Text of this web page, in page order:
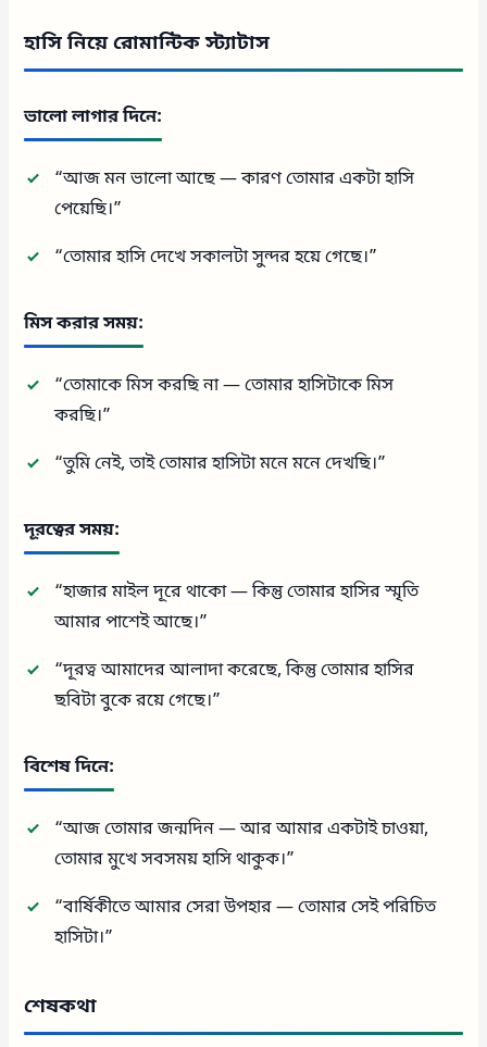
হাসি নিয়ে রোমান্টিক স্ট্যাটাস
ভালো লাগার দিনে:
“আজ মন ভালো আছে — কারণ তোমার একটা হাসি
পেয়েছি।”
“তোমার হাসি দেখে সকালটা সুন্দর হয়ে গেছে।”
মিস করার সময়:
“তোমাকে মিস করছি না — তোমার হাসিটাকে মিস
করছি।”
“তুমি নেই, তাই তোমার হাসিটা মনে মনে দেখছি।”
দূরত্বের সময়:
“হাজার মাইল দূরে থাকো — কিন্তু তোমার হাসির স্মৃতি
আমার পাশেই আছে।”
“দূরত্ব আমাদের আলাদা করেছে, কিন্তু তোমার হাসির
ছবিটা বুকে রয়ে গেছে।”
বিশেষ দিনে:
“আজ তোমার জন্মদিন — আর আমার একটাই চাওয়া,
তোমার মুখে সবসময় হাসি থাকুক।”
“বার্ষিকীতে আমার সেরা উপহার — তোমার সেই পরিচিত
হাসিটা।”
শেষকথা